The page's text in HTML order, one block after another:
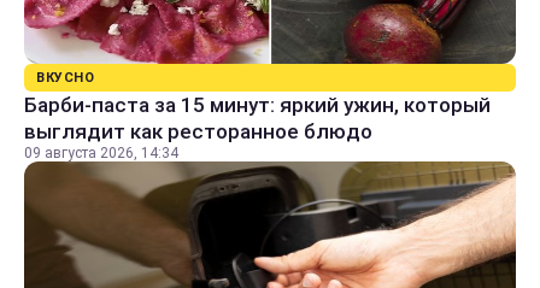
ВКУСНО
Барби-паста за 15 минут: яркий ужин, который
выглядит как ресторанное блюдо
09 августа 2026, 14:34